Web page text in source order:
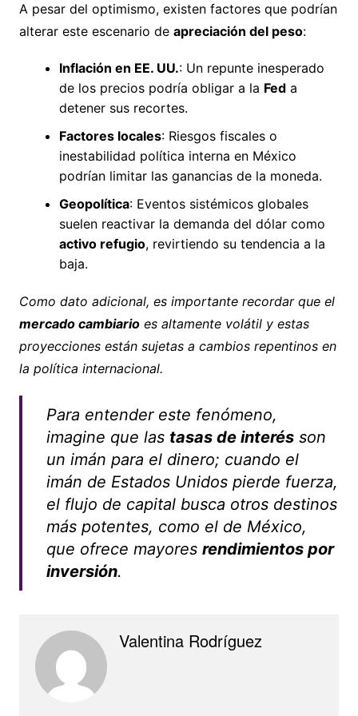
A pesar del optimismo, existen factores que podrían
alterar este escenario de apreciación del peso:
Inflación en EE. UU.: Un repunte inesperado
de los precios podría obligar a la Feda
detener sus recortes.
Factores locales: Riesgos fiscales o
inestabilidad política interna en México
podrían limitar las ganancias de la moneda.
Geopolítica: Eventos sistémicos globales
suelen reactivar la demanda del dólar como
activo refugio, revirtiendo su tendencia a la
baja.
Como dato adicional, es importante recordar que el
mercado cambiarioes altamente volátil y estas
proyecciones están sujetas a cambios repentinos en
la política internacional.
Para entender este fenómeno,
imagine que las tasas de interésson
un imán para el dinero; cuando el
imán de Estados Unidos pierde fuerza,
el flujo de capital busca otros destinos
más potentes, como el de México,
que ofrece mayores rendimientos por
inversión.
Valentina Rodríguez